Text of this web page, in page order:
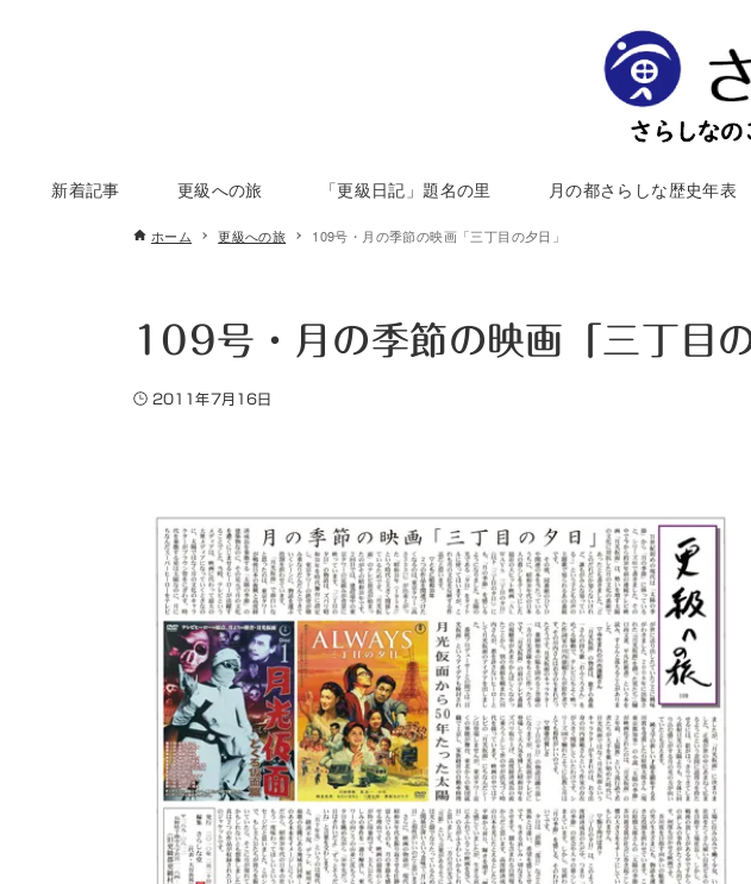
新着記事 更級への旅 「更級日記」題名の里 月の都さらしな歴史年表
ホーム 更級への旅 109号・月の季節の映画「三丁目の夕日」
109号・月の季節の映画「三丁目の
2011年7月16日